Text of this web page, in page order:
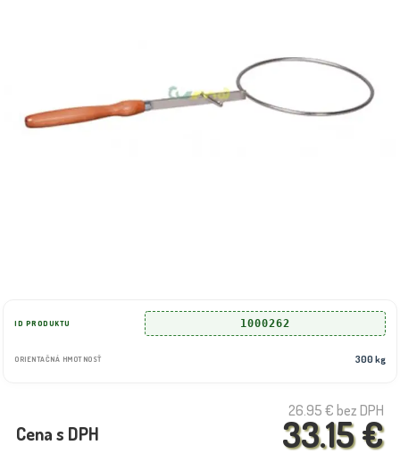
ID PRODUKTU 1000262
ORIENTAČNÁ HMOTNOSŤ 300 kg
26.95 € bez DPH
33.15 €
Cena s DPH